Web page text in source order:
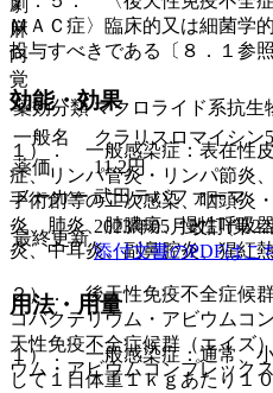
ＭＡＣ症〉臨床的又は細菌学
投与すべきである〔８．１参照
効能・効果
１）． 一般感染症：表在性
症、リンパ管炎・リンパ節炎
手術創等の二次感染、咽頭炎
炎、肺炎、肺膿瘍、慢性呼吸
炎、中耳炎、副鼻腔炎、猩紅
２）． 後天性免疫不全症候
コバクテリウム・アビウムコ
天性免疫不全症候群（エイズ
ウム・アビウムコンプレック
麻
向
覚
薬効分類 マクロライド系抗生
一般名
クラリスロマイシン
薬価
11.2円
メーカー 武田テバファーマ
最終更新
2023年05月改訂(第
添付文書のPDFはこ
用法・用量
１）． 一般感染症：通常、
して１日体重１ｋｇあたり１